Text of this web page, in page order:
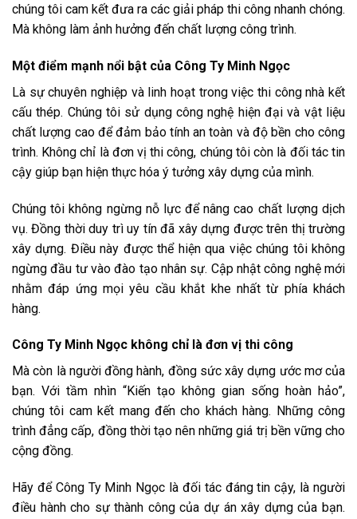
chúng tôi cam kết đưa ra các giải pháp thi công nhanh chóng.
Mà không làm ảnh hưởng đến chất lượng công trình.
Một điểm mạnh nổi bật của Công Ty Minh Ngọc
Là sự chuyên nghiệp và linh hoạt trong việc thi công nhà kết
cấu thép. Chúng tôi sử dụng công nghệ hiện đại và vật liệu
chất lượng cao để đảm bảo tính an toàn và độ bền cho công
trình. Không chỉ là đơn vị thi công, chúng tôi còn là đối tác tin
cậy giúp bạn hiện thực hóa ý tưởng xây dựng của mình.
Chúng tôi không ngừng nỗ lực để nâng cao chất lượng dịch
vụ. Đồng thời duy trì uy tín đã xây dựng được trên thị trường
xây dựng. Điều này được thể hiện qua việc chúng tôi không
ngừng đầu tư vào đào tạo nhân sự. Cập nhật công nghệ mới
nhằm đáp ứng mọi yêu cầu khắt khe nhất từ phía khách
hàng.
Công Ty Minh Ngọc không chỉ là đơn vị thi công
Mà còn là người đồng hành, đồng sức xây dựng ước mơ của
bạn. Với tầm nhìn “Kiến tạo không gian sống hoàn hảo”,
chúng tôi cam kết mang đến cho khách hàng. Những công
trình đẳng cấp, đồng thời tạo nên những giá trị bền vững cho
cộng đồng.
Hãy để Công Ty Minh Ngọc là đối tác đáng tin cậy, là người
điều hành cho sự thành công của dự án xây dựng của bạn.